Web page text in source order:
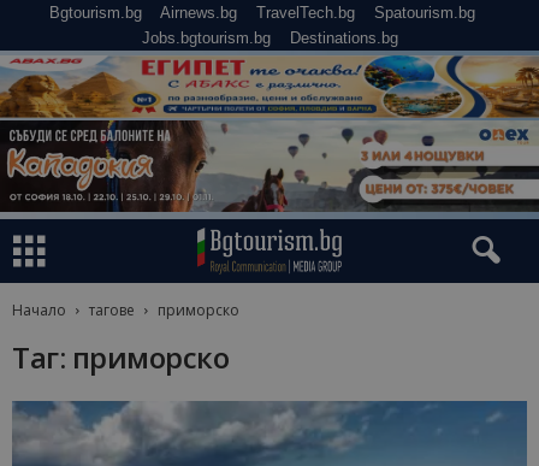
Bgtourism.bg Airnews.bg TravelTech.bg
Spatourism.bg
Jobs.bgtourism.bg
Destinations.bg
Начало тагове приморско
Таг: приморско